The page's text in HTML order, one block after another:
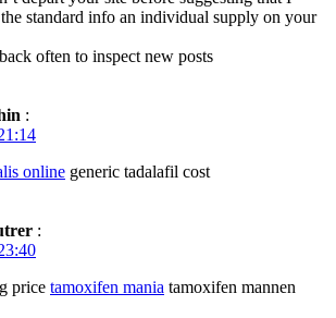
standard info an individual supply on your
often to inspect new posts
:
online generic tadalafil cost
:
price tamoxifen mania tamoxifen mannen